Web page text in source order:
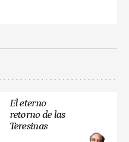
El eterno
retorno de las
Teresinas